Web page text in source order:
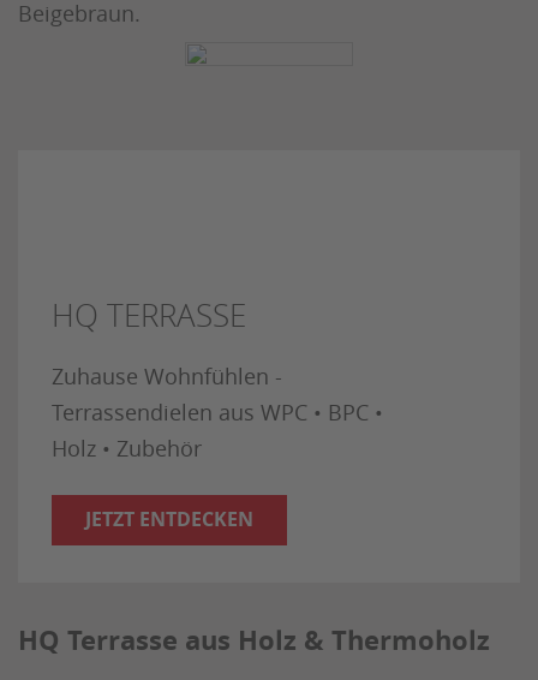
Beigebraun.
HQ TERRASSE
Zuhause Wohnfühlen -
Terrassendielen aus WPC • BPC •
Holz • Zubehör
JETZT ENTDECKEN
HQ Terrasse aus Holz & Thermoholz